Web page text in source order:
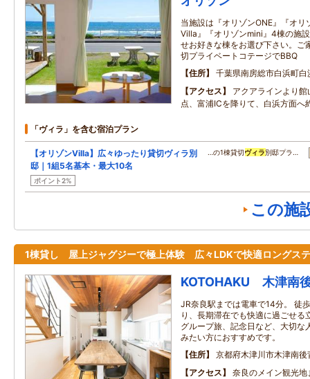
当施設は『オリゾンONE』『オ
Villa』『オリゾンmini』4棟の施
せお好きな棟をお選び下さい。ご
切プライベートコテージでBBQ
住所
千葉県南房総市白浜町
アクセス
アクアラインより
点、富浦ICを降りて、白浜方面へ
「ヴィラ」を含む宿泊プラン
【オリゾンVilla】広々ゆったり貸切ヴィラ別
邸｜1組5名基本・最大10名
ポイント2%
…の1棟貸切ヴィラ別邸プラ…
この施
1棟貸し 屋上ジャグジーで極上体験 広々LDKで快適ロングス
KOTOHAKU 木津南
JR奈良駅までは電車で14分。 徒
り、長期滞在でも快適に過ごせる
グループ旅、記念日など、大切な
みたい方におすすめです。
住所
京都府木津川市木津南後
アクセス
奈良のメイン観光